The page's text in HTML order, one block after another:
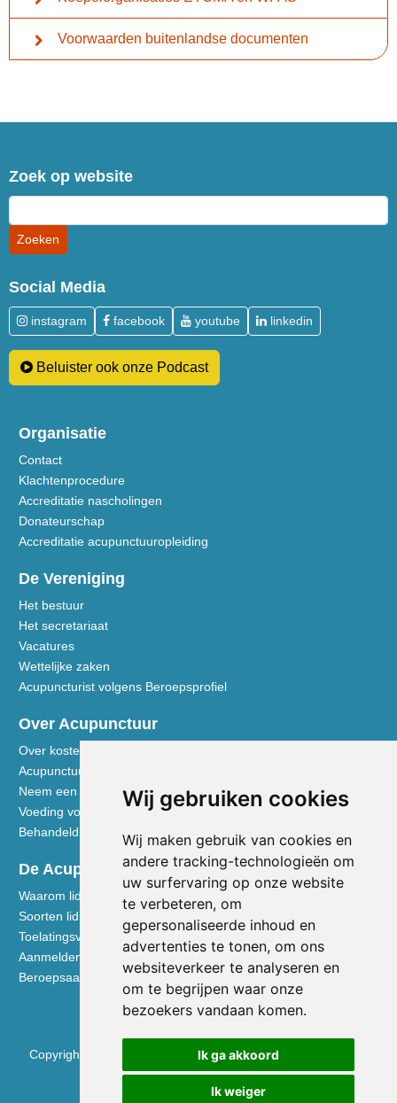
Wij gebruiken cookies
Wij maken gebruik van cookies en
andere tracking-technologieën om
uw surfervaring op onze website
te verbeteren, om
gepersonaliseerde inhoud en
advertenties te tonen, om ons
websiteverkeer te analyseren en
om te begrijpen waar onze
bezoekers vandaan komen.
Ik ga akkoord
Ik weiger
Voorwaarden buitenlandse documenten
Zoek op website
Social Media
instagram facebook youtube linkedin
Beluister ook onze Podcast
Organisatie
Contact
Klachtenprocedure
Accreditatie nascholingen
Donateurschap
Accreditatie acupunctuuropleiding
De Vereniging
Het bestuur
Het secretariaat
Vacatures
Wettelijke zaken
Acupuncturist volgens Beroepsprofiel
Over Acupunctuur
Over kosten en vergoedingen
Acupunctuur toegelicht
Neem een kijkje in de praktijk
Voeding volgens de Vijf Elementen
Behandeldisciplines - TCG
De Acupuncturist
Waarom lid worden van de NVA
Soorten lidmaatschap NVA
Toelatingsvoorwaarden
Aanmelden voor lidmaatschap
Beroepsaansprakelijkheidsverzekering
Copyright © 2026 Nederlandse Vereniging voor Acupunctuur
KVK 40531133